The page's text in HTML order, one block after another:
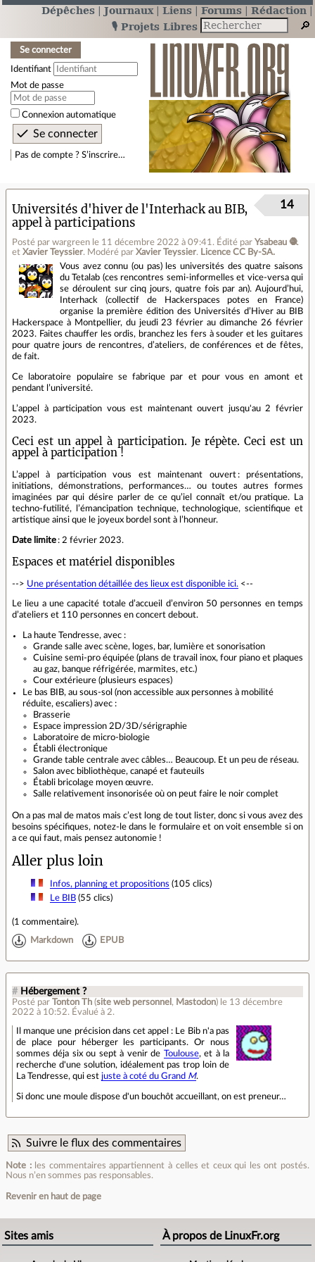
Dépêches Journaux Liens Forums
Rédaction
🎙️ Projets Libres
Se connecter
Identifiant
Mot de passe
Connexion automatique
Pas de compte ? S’inscrire…
Universités d'hiver de l'Interhack au BIB,
appel à participations
Posté par wargreen le 11 décembre 2022 à 09:41 . Édité par Ysabeau 🧶
et Xavier Teyssier. Modéré par Xavier Teyssier. Licence CC By‑SA.
14
Vous avez connu (ou pas) les universités des quatre saisons
du Tetalab (ces rencontres semi-informelles et vice-versa qui
se déroulent sur cinq jours, quatre fois par an). Aujourd’hui,
Interhack (collectif de Hackerspaces potes en France)
organise la première édition des Universités d’Hiver au BIB
Hackerspace à Montpellier, du jeudi 23 février au dimanche 26 février
2023. Faites chauffer les ordis, branchez les fers à souder et les guitares
pour quatre jours de rencontres, d’ateliers, de conférences et de fêtes,
de fait.
Ce laboratoire populaire se fabrique par et pour vous en amont et
pendant l’université.
L’appel à participation vous est maintenant ouvert jusqu'au 2 février
2023.
Ceci est un appel à participation. Je répète. Ceci est un
appel à participation !
L’appel à participation vous est maintenant ouvert : présentations,
initiations, démonstrations, performances… ou toutes autres formes
imaginées par qui désire parler de ce qu’iel connaît et/ou pratique. La
techno-futilité, l’émancipation technique, technologique, scientifique et
artistique ainsi que le joyeux bordel sont à l’honneur.
Date limite: 2 février 2023.
Espaces et matériel disponibles
--> Une présentation détaillée des lieux est disponible ici. <--
Le lieu a une capacité totale d’accueil d’environ 50 personnes en temps
d’ateliers et 110 personnes en concert debout.
La haute Tendresse, avec :
Grande salle avec scène, loges, bar, lumière et sonorisation
Cuisine semi-pro équipée (plans de travail inox, four piano et plaques
au gaz, banque réfrigérée, marmites, etc.)
Cour extérieure (plusieurs espaces)
Le bas BIB, au sous-sol (non accessible aux personnes à mobilité
réduite, escaliers) avec :
Brasserie
Espace impression 2D/3D/sérigraphie
Laboratoire de micro-biologie
Établi électronique
Grande table centrale avec câbles… Beaucoup. Et un peu de réseau.
Salon avec bibliothèque, canapé et fauteuils
Établi bricolage moyen œuvre.
Salle relativement insonorisée où on peut faire le noir complet
On a pas mal de matos mais c’est long de tout lister, donc si vous avez des
besoins spécifiques, notez-le dans le formulaire et on voit ensemble si on
a ce qui faut, mais pensez autonomie !
Aller plus loin
Infos, planning et propositions (105 clics)
Le BIB(55 clics)
(1 commentaire).
Markdown EPUB
# Hébergement ?
Posté par Tonton Th (site web personnel , Mastodon) le 13 décembre
2022 à 10:52. Évalué à 2.
Il manque une précision dans cet appel : Le Bib n'a pas
de place pour héberger les participants. Or nous
sommes déja six ou sept à venir de
Toulouse, et à la
recherche d'une solution, idéalement pas trop loin de
La Tendresse, qui est juste à coté du Grand M.
Si donc une moule dispose d'un bouchôt accueillant, on est preneur…
Suivre le flux des commentaires
Note :les commentaires appartiennent à celles et ceux qui les ont postés.
Nous n’en sommes pas responsables.
Revenir en haut de page
Sites amis À propos de LinuxFr.org